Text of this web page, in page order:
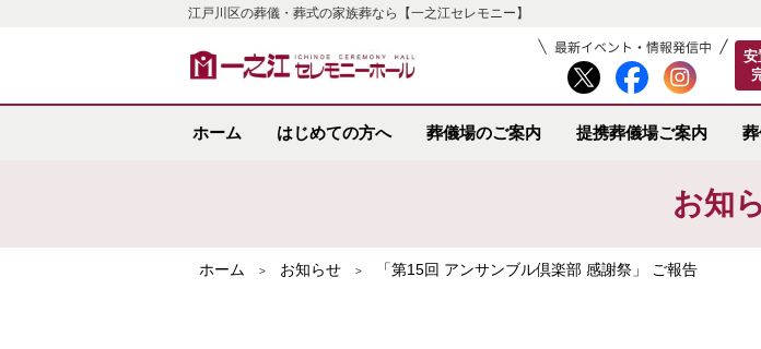
江戸川区の葬儀・葬式の家族葬なら【一之江セレモニー】
安
ホーム はじめての方へ 葬儀場のご案内 提携葬儀場ご案内
お知
ホーム > お知らせ > 「第15回 アンサンブル倶楽部 感謝祭」 ご報告